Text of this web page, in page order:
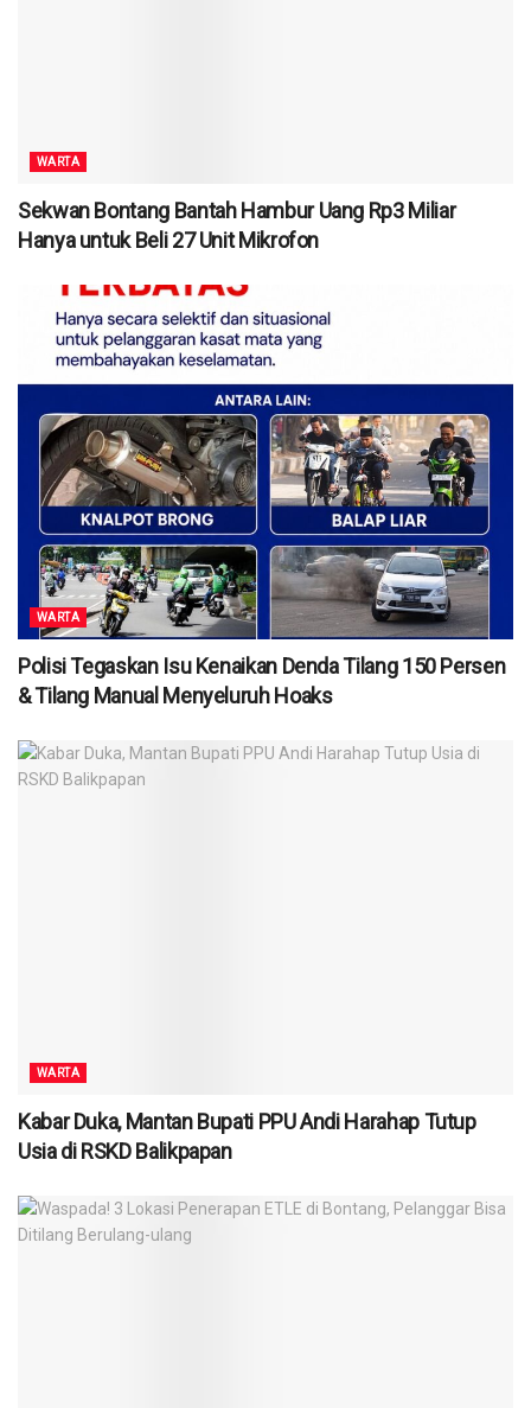
WARTA
Sekwan Bontang Bantah Hambur Uang Rp3 Miliar
Hanya untuk Beli 27 Unit Mikrofon
WARTA
Polisi Tegaskan Isu Kenaikan Denda Tilang 150 Persen
& Tilang Manual Menyeluruh Hoaks
WARTA
Kabar Duka, Mantan Bupati PPU Andi Harahap Tutup
Usia di RSKD Balikpapan